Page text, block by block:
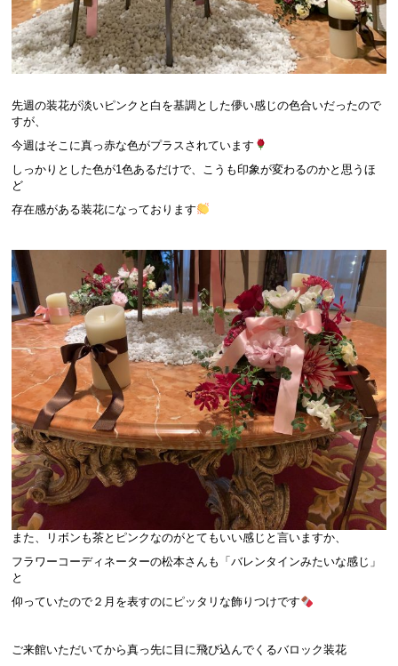
先週の装花が淡いピンクと白を基調とした儚い感じの色合いだったので
すが、
今週はそこに真っ赤な色がプラスされています
しっかりとした色が1色あるだけで、こうも印象が変わるのかと思うほ
ど
存在感がある装花になっております
また、リボンも茶とピンクなのがとてもいい感じと言いますか、
フラワーコーディネーターの松本さんも「バレンタインみたいな感じ」
と
仰っていたので２月を表すのにピッタリな飾りつけです
ご来館いただいてから真っ先に目に飛び込んでくるバロック装花